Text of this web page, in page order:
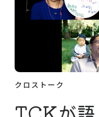
クロストーク